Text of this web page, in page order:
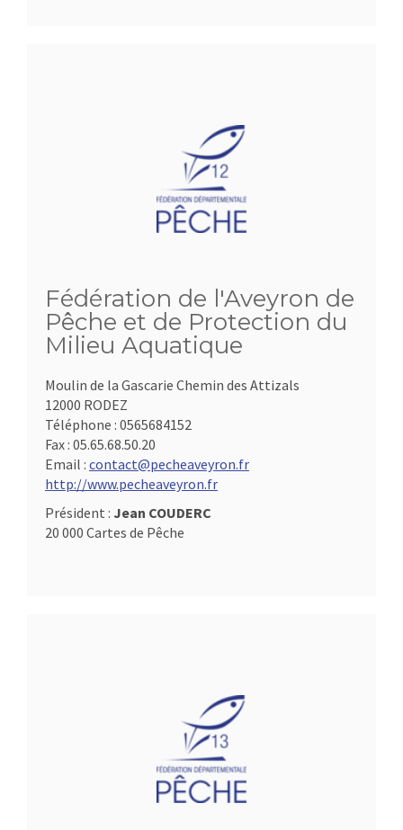
Fédération de l'Aveyron de
Pêche et de Protection du
Milieu Aquatique
Moulin de la Gascarie Chemin des Attizals
12000 RODEZ
Téléphone : 0565684152
Fax : 05.65.68.50.20
Email : contact@pecheaveyron.fr
http://www.pecheaveyron.fr
Président : Jean COUDERC
20 000 Cartes de Pêche